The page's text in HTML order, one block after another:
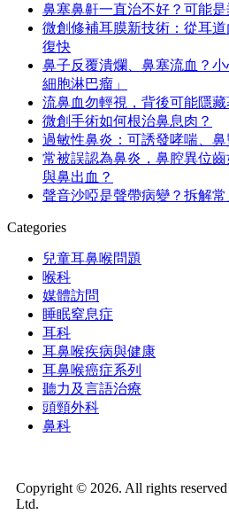
鼻塞鼻鼾一直治不好？可能是
微創修補耳膜新技術：從耳
復快
鼻子反覆潰爛、鼻塞流血？
細胞淋巴瘤」
流鼻血勿輕視，背後可能隱藏
微創手術如何根治鼻息肉？
過敏性鼻炎：可誘發哮喘、
常被誤認為鼻炎，鼻腔異位
與鼻出血？
聲音沙啞是聲帶病變？拆解
Categories
兒童耳鼻喉問題
喉科
媒體訪問
睡眠窒息症
耳科
耳鼻喉疾病與健康
耳鼻喉癌症系列
聽力及言語治療
頭頸外科
鼻科
Copyright © 2026. All rights
Ltd.